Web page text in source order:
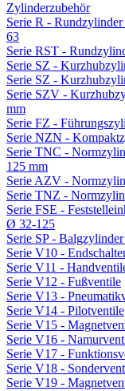
Zylinderzubehör
Serie R -
63
Serie RST -
Serie SZ -
Serie SZ -
Serie SZV -
mm
Serie FZ -
Serie NZN -
Serie TNC -
125 mm
Serie AZV -
Serie TNZ -
Serie FSE -
Ø 32-125
Serie SP -
Serie V10 -
Serie V11 -
Serie V12 - Fußventile
Serie V13 -
Serie V14 - Pilotventile
Serie V15 -
Serie V16 -
Serie V17 -
Serie V18 -
Serie V19 -